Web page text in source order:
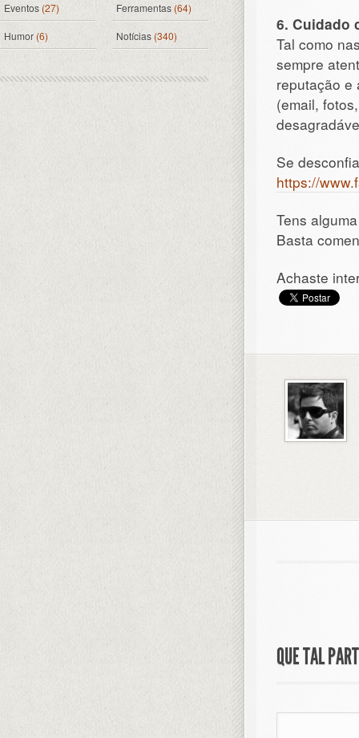
6. Cuidado
Tal como
sempre
reputação e
(email,
Se
https://
Tens
Basta
Achaste
QUE TAL
Eventos(27) Ferramentas(64)
Humor(6) Notícias (340)